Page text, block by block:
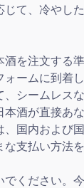
じて、冷やし
酒を注文する
ォームに到着
、シームレス
本酒が直接あ
、国内および
支払い方法
でください。